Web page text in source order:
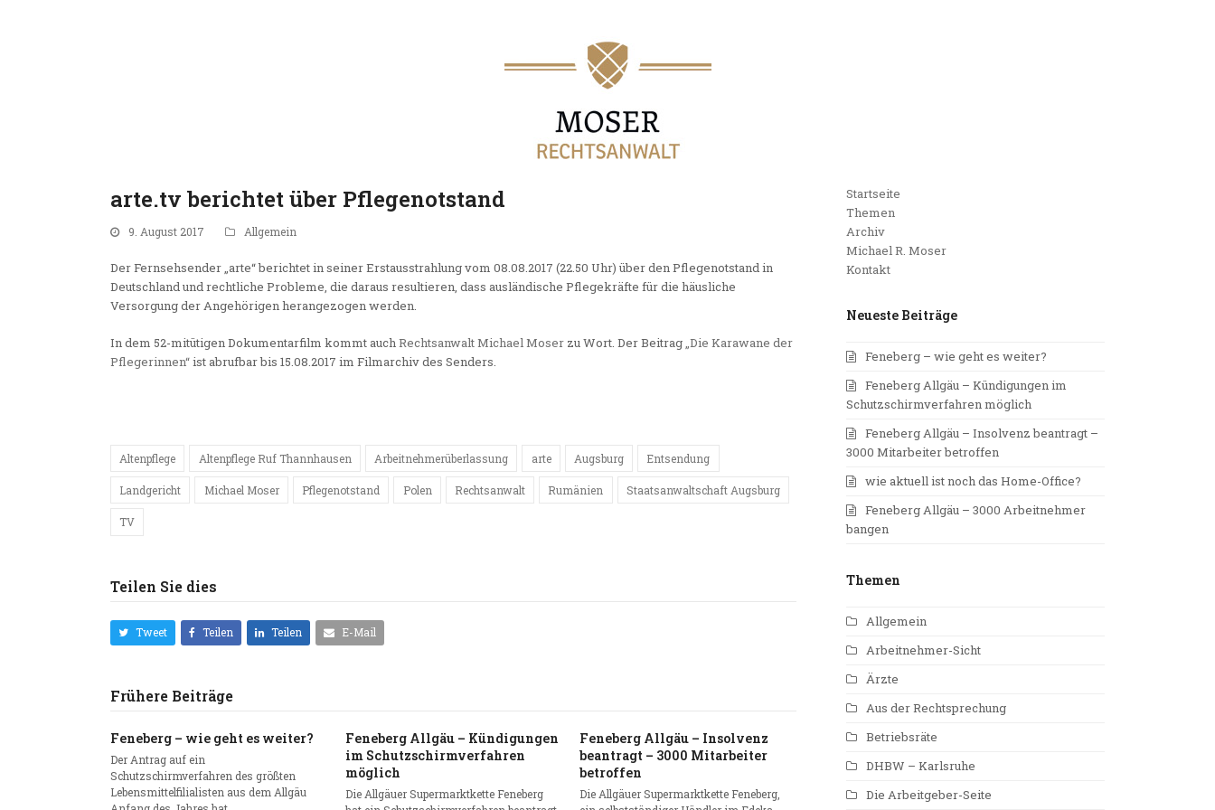
arte.tv berichtet über Pflegenotstand
9. August 2017 Allgemein
Der Fernsehsender „arte“ berichtet in seiner Erstausstrahlung vom 08.08.2017 (22.50 Uhr) über den Pflegenotstand in
Deutschland und rechtliche Probleme, die daraus resultieren, dass ausländische Pflegekräfte für die häusliche
Versorgung der Angehörigen herangezogen werden.
In dem 52-mitütigen Dokumentarfilm kommt auchRechtsanwalt Michael Moser zu Wort. Der Beitrag„Die Karawane der
Pflegerinnen“ist abrufbar bis 15.08.2017 im Filmarchiv des Senders.
Altenpflege Altenpflege Ruf Thannhausen Arbeitnehmerüberlassung arte Augsburg Entsendung
Landgericht Michael Moser Pflegenotstand Polen Rechtsanwalt Rumänien Staatsanwaltschaft Augsburg
TV
Teilen Sie dies
Tweet Teilen Teilen E-Mail
Frühere Beiträge
Feneberg – wie geht es weiter?
Der Antrag auf ein
Schutzschirmverfahren des größten
Lebensmittelfilialisten aus dem Allgäu
Feneberg Allgäu – Kündigungen
im Schutzschirmverfahren
möglich
Die Allgäuer Supermarktkette Feneberg
Feneberg Allgäu – Insolvenz
beantragt – 3000 Mitarbeiter
betroffen
Die Allgäuer Supermarktkette Feneberg,
Startseite
Themen
Archiv
Michael R. Moser
Kontakt
Neueste Beiträge
Feneberg – wie geht es weiter?
Feneberg Allgäu – Kündigungen im
Schutzschirmverfahren möglich
Feneberg Allgäu – Insolvenz beantragt –
3000 Mitarbeiter betroffen
wie aktuell ist noch das Home-Office?
Feneberg Allgäu – 3000 Arbeitnehmer
bangen
Themen
Allgemein
Arbeitnehmer-Sicht
Ärzte
Aus der Rechtsprechung
Betriebsräte
DHBW – Karlsruhe
Die Arbeitgeber-Seite